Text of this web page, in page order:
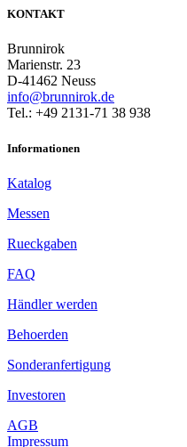
KONTAKT
Brunnirok
Marienstr. 23
D-41462 Neuss
info@brunnirok.de
Tel.: +49 2131-71 38 938
Informationen
Katalog
Messen
Rueckgaben
FAQ
Händler werden
Behoerden
Sonderanfertigung
Investoren
AGB
Impressum